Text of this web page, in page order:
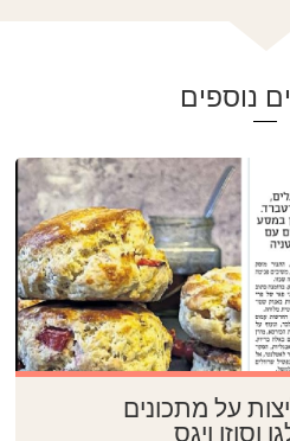
נוספים
על מתכונים
וסוזן ויגס